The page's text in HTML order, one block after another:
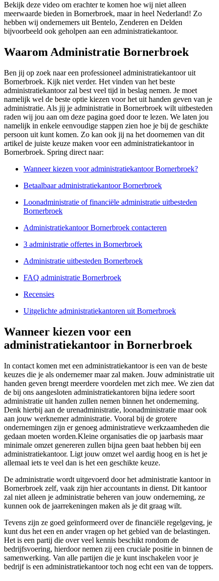
Bekijk deze video om erachter te komen hoe wij niet alleen
meerwaarde bieden in Bornerbroek, maar in heel Nederland! Zo
hebben wij ondernemers uit Bentelo, Zenderen en Delden
bijvoorbeeld ook geholpen aan een administratiekantoor.
Waarom Administratie Bornerbroek
Ben jij op zoek naar een professioneel administratiekantoor uit
Bornerbroek. Kijk niet verder. Het vinden van het beste
administratiekantoor zal best veel tijd in beslag nemen. Je moet
namelijk wel de beste optie kiezen voor het uit handen geven van je
administratie. Als jij je administratie in Bornerbroek wilt uitbesteden
raden wij jou aan om deze pagina goed door te lezen. We laten jou
namelijk in enkele eenvoudige stappen zien hoe je bij de geschikte
persoon uit kunt komen. Zo kan ook jij na het doornemen van dit
artikel de juiste keuze maken voor een administratiekantoor in
Bornerbroek. Spring direct naar:
Wanneer kiezen voor administratiekantoor Bornerbroek?
Betaalbaar administratiekantoor Bornerbroek
Loonadministratie of financiële administratie uitbesteden
Bornerbroek
Administratiekantoor Bornerbroek contacteren
3 administratie offertes in Bornerbroek
Administratie uitbesteden Bornerbroek
FAQ administratie Bornerbroek
Recensies
Uitgelichte administratiekantoren uit Bornerbroek
Wanneer kiezen voor een
administratiekantoor in Bornerbroek
In contact komen met een administratiekantoor is een van de beste
keuzes die je als ondernemer maar zal maken. Jouw administratie uit
handen geven brengt meerdere voordelen met zich mee. We zien dat
de bij ons aangesloten administratiekantoren bijna iedere soort
administratie uit handen zullen nemen binnen het onderneming.
Denk hierbij aan de urenadministratie, loonadministratie maar ook
aan jouw werknemer administratie. Vooral bij de grotere
ondernemingen zijn er genoeg administratieve werkzaamheden die
gedaan moeten worden.Kleine organisaties die op jaarbasis maar
minimale omzet genereren zullen bijna geen baat hebben bij een
administratiekantoor. Ligt jouw omzet wel aardig hoog en is het je
allemaal iets te veel dan is het een geschikte keuze.
De administratie wordt uitgevoerd door het administratie kantoor in
Bornerbroek zelf, vaak zijn hier accountants in dienst. Dit kantoor
zal niet alleen je administratie beheren van jouw onderneming, ze
kunnen ook de jaarrekeningen maken als je dit graag wilt.
Tevens zijn ze goed geïnformeerd over de financiële regelgeving, je
kunt dus het een en ander vragen op het gebied van de belastingen.
Het is een partij die over veel kennis beschikt rondom de
bedrijfsvoering, hierdoor nemen zij een cruciale positie in binnen de
samenwerking. Van alle partijen die je kunt inschakelen voor je
bedrijf is een administratiekantoor toch nog echt een van de toppers.